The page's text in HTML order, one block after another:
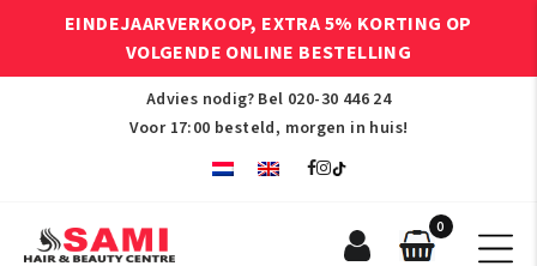
EINDEJAARVERKOOP, EXTRA 5% KORTING OP
VOLGENDE ONLINE BESTELLING
Advies nodig? Bel 020-30 446 24
Voor 17:00 besteld, morgen in huis!
0